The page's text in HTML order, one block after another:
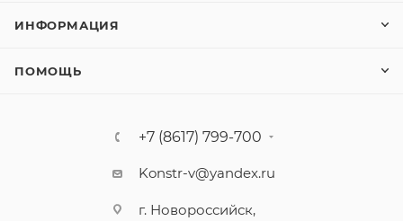
ИНФОРМАЦИЯ
ПОМОЩЬ
+7 (8617) 799-700
Konstr-v@yandex.ru
г. Новороссийск,